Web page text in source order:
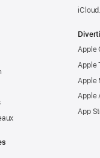
Apple
Apple
Apple
Apple
App